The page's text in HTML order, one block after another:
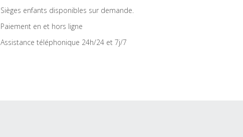
Sièges enfants disponibles sur demande.
Paiement en et hors ligne
Assistance téléphonique 24h/24 et 7j/7